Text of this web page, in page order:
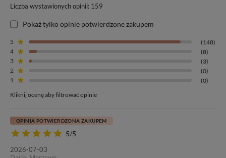
Liczba wystawionych opinii: 159
Pokaż tylko opinie potwierdzone zakupem
5
(148)
4
(8)
3
(3)
2
(0)
1
(0)
Kliknij ocenę aby filtrować opinie
5/5
OPINIA POTWIERDZONA ZAKUPEM
2026-07-03